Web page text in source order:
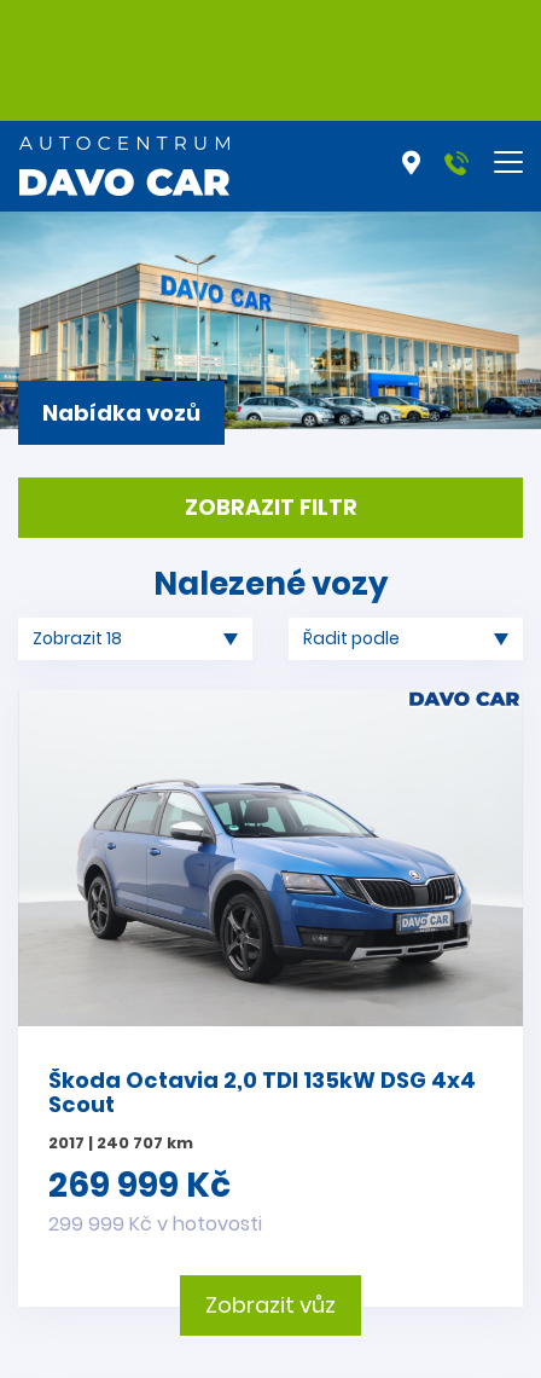
Nabídka vozů
ZOBRAZIT FILTR
Nalezené vozy
Škoda Octavia 2,0 TDI 135kW DSG 4x4
Scout
2017 | 240 707 km
269 999 Kč
299 999 Kč v hotovosti
Zobrazit vůz